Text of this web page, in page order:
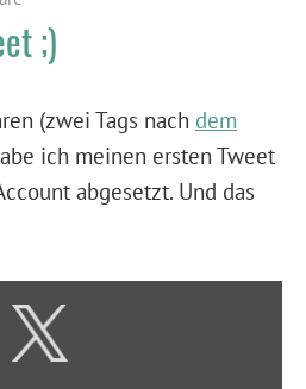
;)
(zwei Tags nach dem
ich meinen ersten Tweet
abgesetzt. Und das